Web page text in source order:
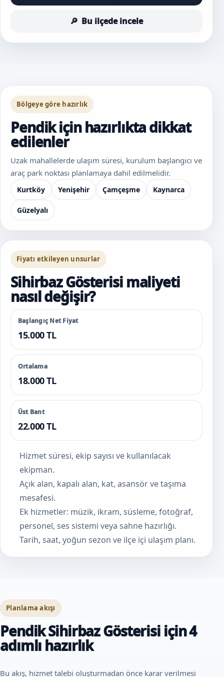
Bu ilçede incele
Bölgeye göre hazırlık
Pendik için hazırlıkta dikkat
edilenler
Uzak mahallelerde ulaşım süresi, kurulum başlangıcı ve
araç park noktası planlamaya dahil edilmelidir.
Kurtköy Yenişehir Çamçeşme Kaynarca
Güzelyalı
Fiyatı etkileyen unsurlar
Sihirbaz Gösterisi maliyeti
nasıl değişir?
Başlangıç Net Fiyat
15.000 TL
Ortalama
18.000 TL
Üst Bant
22.000 TL
Hizmet süresi, ekip sayısı ve kullanılacak
ekipman.
Açık alan, kapalı alan, kat, asansör ve taşıma
mesafesi.
Ek hizmetler: müzik, ikram, süsleme, fotoğraf,
personel, ses sistemi veya sahne hazırlığı.
Tarih, saat, yoğun sezon ve ilçe içi ulaşım planı.
Planlama akışı
Pendik Sihirbaz Gösterisi için 4
adımlı hazırlık
Bu akış, hizmet talebi oluşturmadan önce karar verilmesi